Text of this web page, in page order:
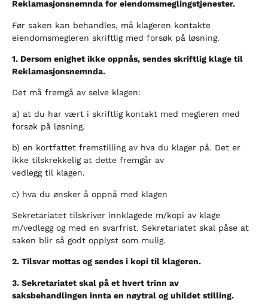
Reklamasjonsnemnda for eiendomsmeglingstjenester.
Før saken kan behandles, må klageren kontakte
eiendomsmegleren skriftlig med forsøk på løsning.
1. Dersom enighet ikke oppnås, sendes skriftlig klage til
Reklamasjonsnemnda.
Det må fremgå av selve klagen:
a) at du har vært i skriftlig kontakt med megleren med
forsøk på løsning.
b) en kortfattet fremstilling av hva du klager på. Det er
ikke tilskrekkelig at dette fremgår av
vedlegg til klagen.
c) hva du ønsker å oppnå med klagen
Sekretariatet tilskriver innklagede m/kopi av klage
m/vedlegg og med en svarfrist. Sekretariatet skal påse at
saken blir så godt opplyst som mulig.
2. Tilsvar mottas og sendes i kopi til klageren.
3. Sekretariatet skal på et hvert trinn av
saksbehandlingen innta en nøytral og uhildet stilling.